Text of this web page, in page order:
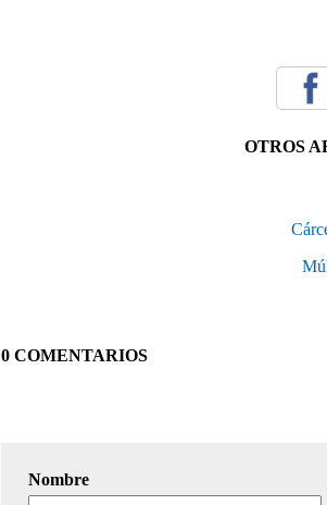
OTROS
0 COMENTARIOS
Nombre